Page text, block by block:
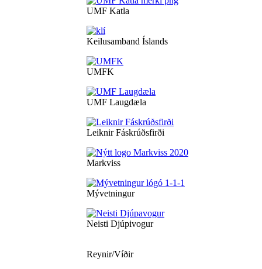
UMF Katla
Keilusamband Íslands
UMFK
UMF Laugdæla
Leiknir Fáskrúðsfirði
Markviss
Mývetningur
Neisti Djúpivogur
Reynir/Víðir